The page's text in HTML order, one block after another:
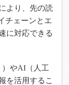
より、先の読
チェーンとエ
に対応できる
やAI（人工
を活用するこ